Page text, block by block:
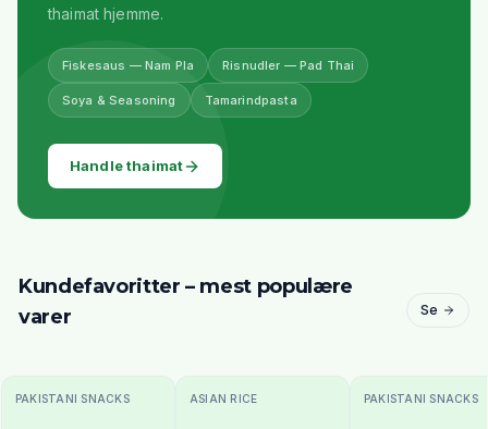
thaimat hjemme.
Fiskesaus — Nam Pla Risnudler — Pad Thai
Soya & Seasoning Tamarindpasta
Handle thaimat
Kundefavoritter – mest populære
varer
Se
PAKISTANI SNACKS -33% OFF
ASIAN RICE PAKISTANI SNACKS